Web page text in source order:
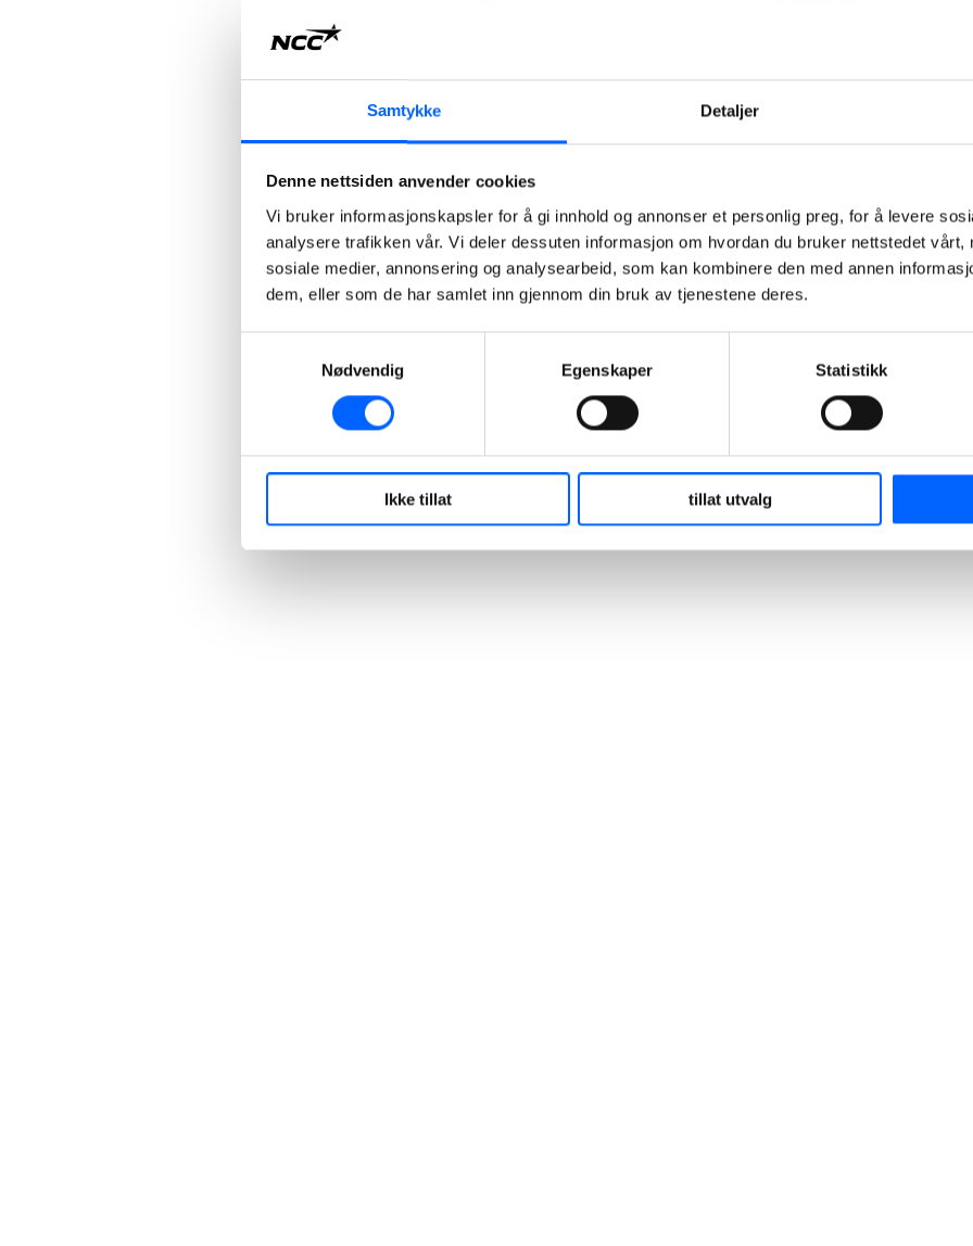
Samtykke Detaljer
Denne nettsiden anvender cookies
Vi bruker informasjonskapsler for å gi innhold og annonser et personlig preg, for å levere
analysere trafikken vår. Vi deler dessuten informasjon om hvordan du bruker nettstedet vårt,
sosiale medier, annonsering og analysearbeid, som kan kombinere den med annen
dem, eller som de har samlet inn gjennom din bruk av tjenestene deres.
Nødvendig
Egenskaper Statistikk
Ikke tillat tillat utvalg
Tonje Sund
Head of Communication Norway,
NCC Group
+47 40 30 42 94
Manager, Media Relations
Norway, NCC Group
+47 951 30 693